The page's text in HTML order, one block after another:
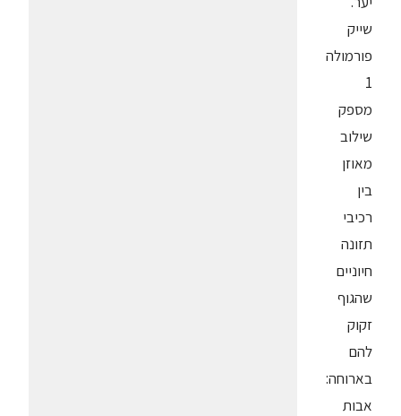
שייק
פורמולה
1
מספק
שילוב
מאוזן
בין
רכיבי
תזונה
חיוניים
שהגוף
זקוק
להם
בארוחה:
אבות